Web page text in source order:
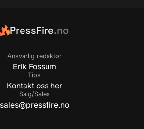
PressFire.no
Ansvarlig redaktør
Erik Fossum
Tips
Kontakt oss her
Salg/Sales
sales@pressfire.no